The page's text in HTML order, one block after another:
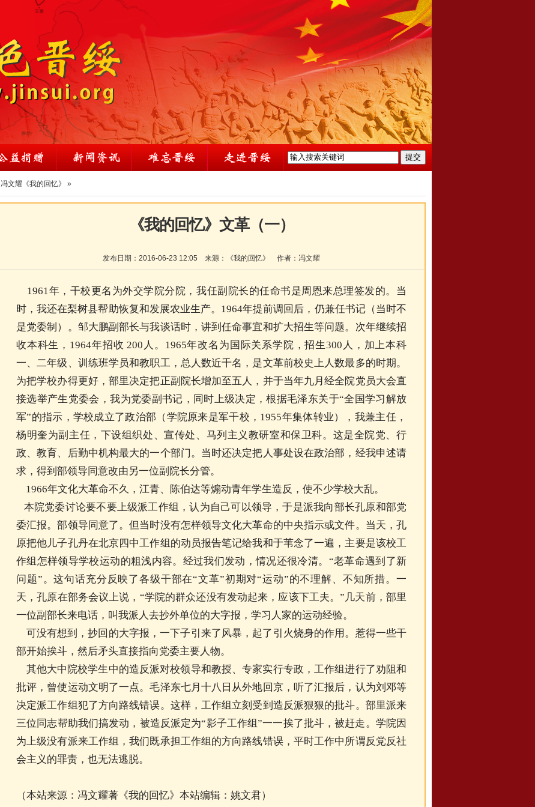
冯文耀《我的回忆》 »
《我的回忆》文革（一）
发布日期： 2016-06-23 12:05 来源： 《我的回忆》 作者： 冯文耀
1961年，干校更名为外交学院分院，我任副院长的任命书是周恩来总理签发的。当
时，我还在梨树县帮助恢复和发展农业生产。1964年提前调回后，仍兼任书记（当时不
是党委制）。邹大鹏副部长与我谈话时，讲到任命事宜和扩大招生等问题。次年继续招
收本科生，1964年招收 200人。1965年改名为国际关系学院，招生300人，加上本科
一、二年级、训练班学员和教职工，总人数近千名，是文革前校史上人数最多的时期。
为把学校办得更好，部里决定把正副院长增加至五人，并于当年九月经全院党员大会直
接选举产生党委会，我为党委副书记，同时上级决定，根据毛泽东关于“全国学习解放
军”的指示，学校成立了政治部（学院原来是军干校，1955年集体转业），我兼主任，
杨明奎为副主任，下设组织处、宣传处、马列主义教研室和保卫科。这是全院党、行
政、教育、后勤中机构最大的一个部门。当时还决定把人事处设在政治部，经我申述请
求，得到部领导同意改由另一位副院长分管。
1966年文化大革命不久，江青、陈伯达等煽动青年学生造反，使不少学校大乱。
本院党委讨论要不要上级派工作组，认为自己可以领导，于是派我向部长孔原和部党
委汇报。部领导同意了。但当时没有怎样领导文化大革命的中央指示或文件。当天，孔
原把他儿子孔丹在北京四中工作组的动员报告笔记给我和于苇念了一遍，主要是该校工
作组怎样领导学校运动的粗浅内容。经过我们发动，情况还很冷清。“老革命遇到了新
问题”。这句话充分反映了各级干部在“文革”初期对“运动”的不理解、不知所措。一
天，孔原在部务会议上说，“学院的群众还没有发动起来，应该下工夫。”几天前，部里
一位副部长来电话，叫我派人去抄外单位的大字报，学习人家的运动经验。
可没有想到，抄回的大字报，一下子引来了风暴，起了引火烧身的作用。惹得一些干
部开始挨斗，然后矛头直接指向党委主要人物。
其他大中院校学生中的造反派对校领导和教授、专家实行专政，工作组进行了劝阻和
批评，曾使运动文明了一点。毛泽东七月十八日从外地回京，听了汇报后，认为刘邓等
决定派工作组犯了方向路线错误。这样，工作组立刻受到造反派狠狠的批斗。部里派来
三位同志帮助我们搞发动，被造反派定为“影子工作组”一一挨了批斗，被赶走。学院因
为上级没有派来工作组，我们既承担工作组的方向路线错误，平时工作中所谓反党反社
会主义的罪责，也无法逃脱。
（本站来源：冯文耀著《我的回忆》本站编辑：姚文君）